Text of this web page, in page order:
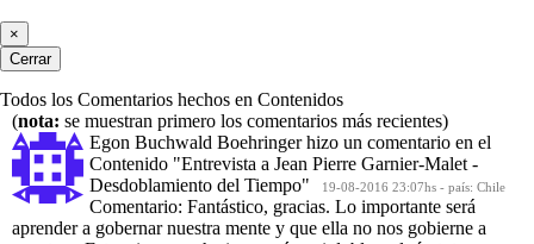
×
Cerrar
Todos los Comentarios hechos en Contenidos
(nota: se muestran primero los comentarios más recientes)
Egon Buchwald Boehringerhizo un comentario en el
Contenido "Entrevista a Jean Pierre Garnier-Malet -
Desdoblamiento del Tiempo"
19-08-2016 23:07hs - país: Chile
Comentario: Fantástico, gracias. Lo importante será
aprender a gobernar nuestra mente y que ella no nos gobierne a